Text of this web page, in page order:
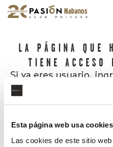
Esta página web usa cookies
Las cookies de este sitio
LA PÁGINA QUE
TIENE
Si ya eres usuario,